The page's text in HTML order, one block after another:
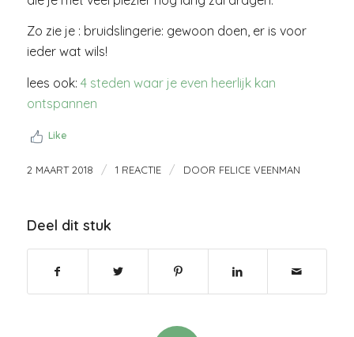
Zo zie je : bruidslingerie: gewoon doen, er is voor
ieder wat wils!
lees ook: 4 steden waar je even heerlijk kan
ontspannen
Like
2 MAART 2018 / 1 REACTIE / DOOR FELICE VEENMAN
Deel dit stuk